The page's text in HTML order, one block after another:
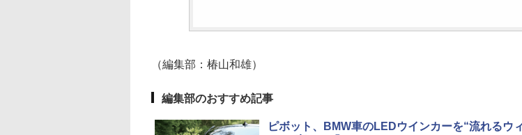
（編集部：椿山和雄）
編集部のおすすめ記事
ピボット、BMW車のLEDウインカーを“流れるウ